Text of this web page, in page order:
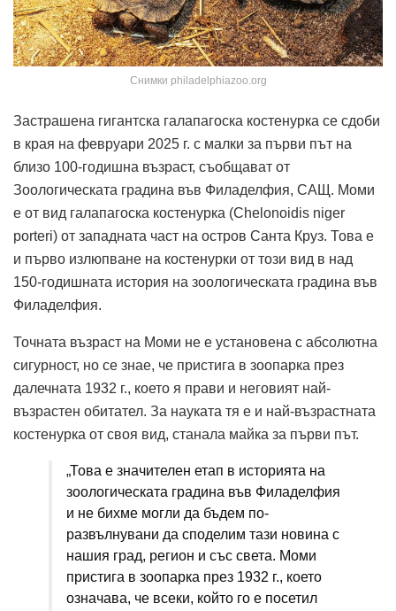
Снимки philadelphiazoo.org
Застрашена гигантска галапагоска костенурка се сдоби
в края на февруари 2025 г. с малки за първи път на
близо 100-годишна възраст, съобщават от
Зоологическата градина във Филаделфия, САЩ. Моми
е от вид галапагоска костенурка (Chelonoidis niger
porteri) от западната част на остров Санта Круз. Това е
и първо излюпване на костенурки от този вид в над
150-годишната история на зоологическата градина във
Филаделфия.
Точната възраст на Моми не е установена с абсолютна
сигурност, но се знае, че пристига в зоопарка през
далечната 1932 г., което я прави и неговият най-
възрастен обитател. За науката тя е и най-възрастната
костенурка от своя вид, станала майка за първи път.
„Това е значителен етап в историята на
зоологическата градина във Филаделфия
и не бихме могли да бъдем по-
развълнувани да споделим тази новина с
нашия град, регион и със света. Моми
пристига в зоопарка през 1932 г., което
означава, че всеки, който го е посетил